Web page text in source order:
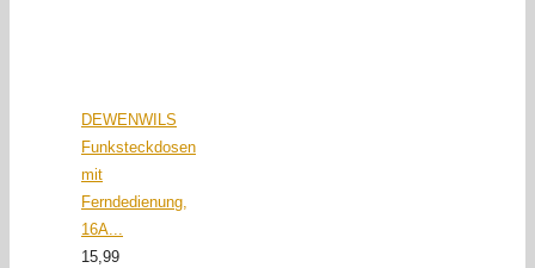
DEWENWILS
Funksteckdosen
mit
Ferndedienung,
16A...
15,99